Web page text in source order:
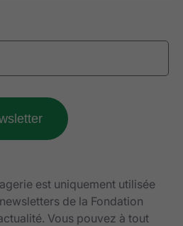
est uniquement utilisée
de la Fondation
Vous pouvez à tout